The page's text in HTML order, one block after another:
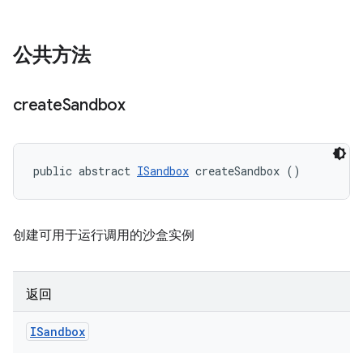
公共方法
createSandbox
public abstract ISandbox createSandbox ()
创建可用于运行调用的沙盒实例
返回
ISandbox